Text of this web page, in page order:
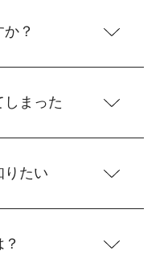
？
まった
りたい